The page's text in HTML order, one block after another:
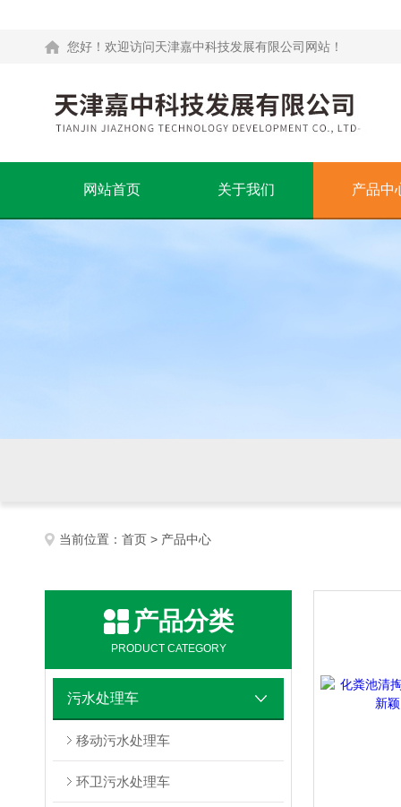
您好！欢迎访问天津嘉中科技发展有限公司网站！
网站首页 关于我们 产品中
当前位置： 首页 > 产品中心
产品分类
PRODUCT CATEGORY
污水处理车
移动污水处理车
环卫污水处理车